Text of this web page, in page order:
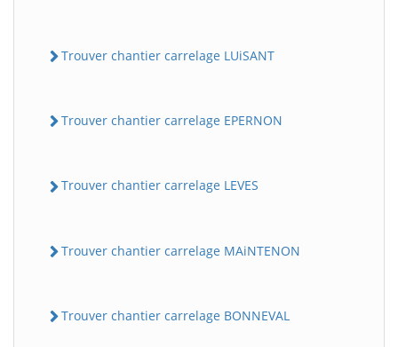
Trouver chantier carrelage LUiSANT
Trouver chantier carrelage EPERNON
Trouver chantier carrelage LEVES
Trouver chantier carrelage MAiNTENON
Trouver chantier carrelage BONNEVAL